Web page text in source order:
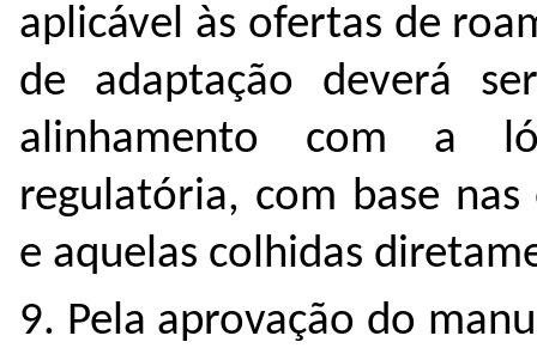
aplicável às ofertas de
de adaptação deverá
alinhamento com a
regulatória, com base
e aquelas colhidas
9. Pela aprovação do